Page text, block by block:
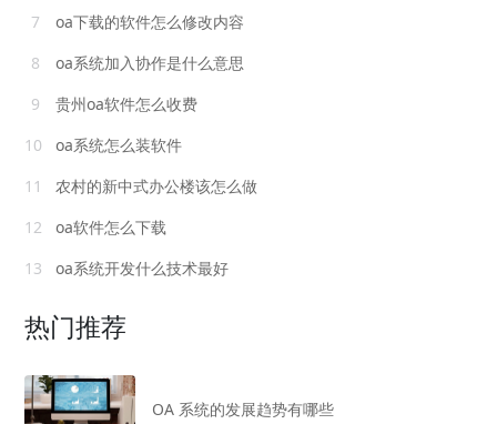
7
oa下载的软件怎么修改内容
8
oa系统加入协作是什么意思
9
贵州oa软件怎么收费
10
oa系统怎么装软件
11
农村的新中式办公楼该怎么做
12
oa软件怎么下载
13
oa系统开发什么技术最好
热门推荐
OA 系统的发展趋势有哪些